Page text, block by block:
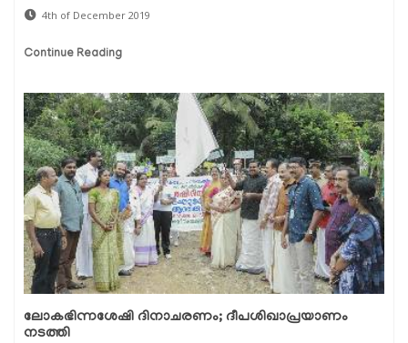
4th of December 2019
Continue Reading
ലോകഭിന്നശേഷി ദിനാചരണം; ദീപശിഖാപ്രയാണം
നടത്തി